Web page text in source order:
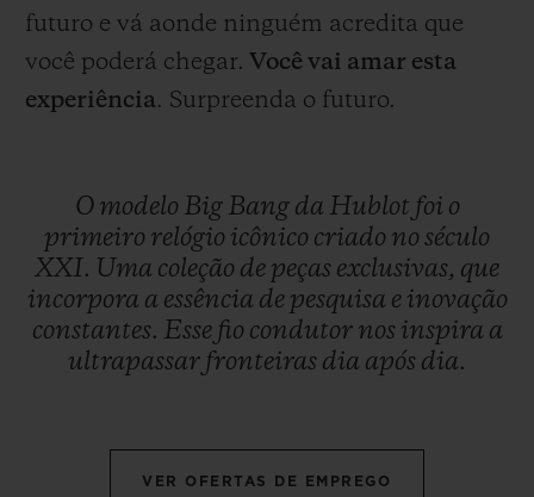
futuro e vá aonde ninguém acredita que
você poderá chegar. Você vai amar esta
experiência. Surpreenda o futuro.
O modelo Big Bang da Hublot foi o
primeiro relógio icônico criado no século
XXI. Uma coleção de peças exclusivas, que
incorpora a essência de pesquisa e inovação
constantes. Esse fio condutor nos inspira a
ultrapassar fronteiras dia após dia.
VER OFERTAS DE EMPREGO